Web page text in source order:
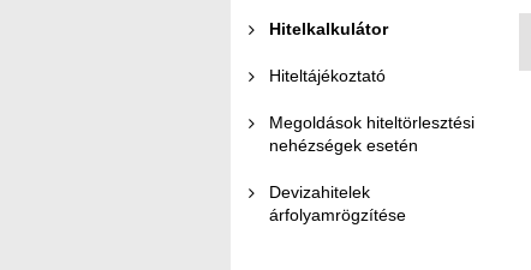
Hitelkalkulátor
Hiteltájékoztató
Megoldások hiteltörlesztési
nehézségek esetén
Devizahitelek
árfolyamrögzítése